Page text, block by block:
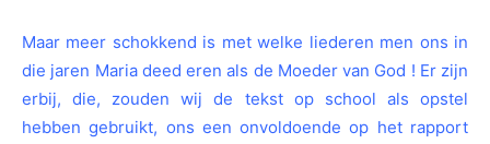
Maar meer schokkend is met welke liederen men ons in
die jaren Maria deed eren als de Moeder van God ! Er zijn
erbij, die, zouden wij de tekst op school als opstel
hebben gebruikt, ons een onvoldoende op het rapport